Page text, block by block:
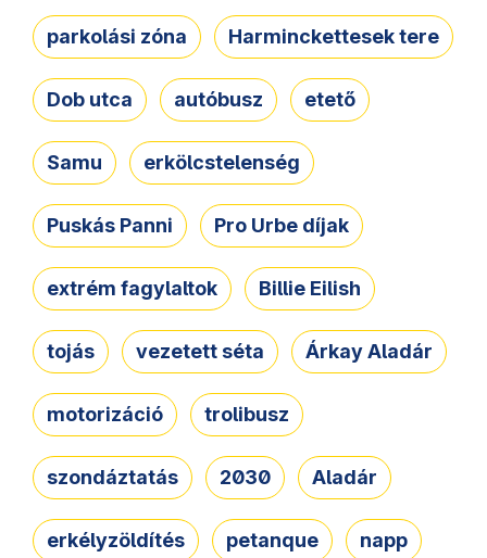
parkolási zóna Harminckettesek tere
Dob utca autóbusz etető
Samu erkölcstelenség
Puskás Panni Pro Urbe díjak
extrém fagylaltok Billie Eilish
tojás vezetett séta Árkay Aladár
motorizáció trolibusz
szondáztatás 2030 Aladár
erkélyzöldítés petanque napp